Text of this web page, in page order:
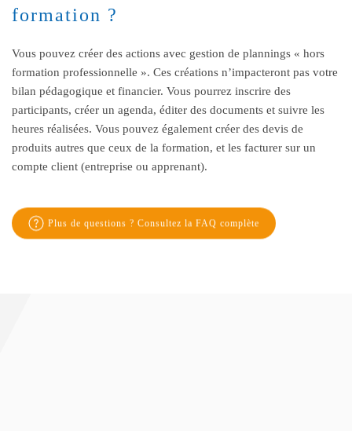
formation ?
Vous pouvez créer des actions avec gestion de plannings « hors
formation professionnelle ». Ces créations n’impacteront pas votre
bilan pédagogique et financier. Vous pourrez inscrire des
participants, créer un agenda, éditer des documents et suivre les
heures réalisées. Vous pouvez également créer des devis de
produits autres que ceux de la formation, et les facturer sur un
compte client (entreprise ou apprenant).
Plus de questions ? Consultez la FAQ complète